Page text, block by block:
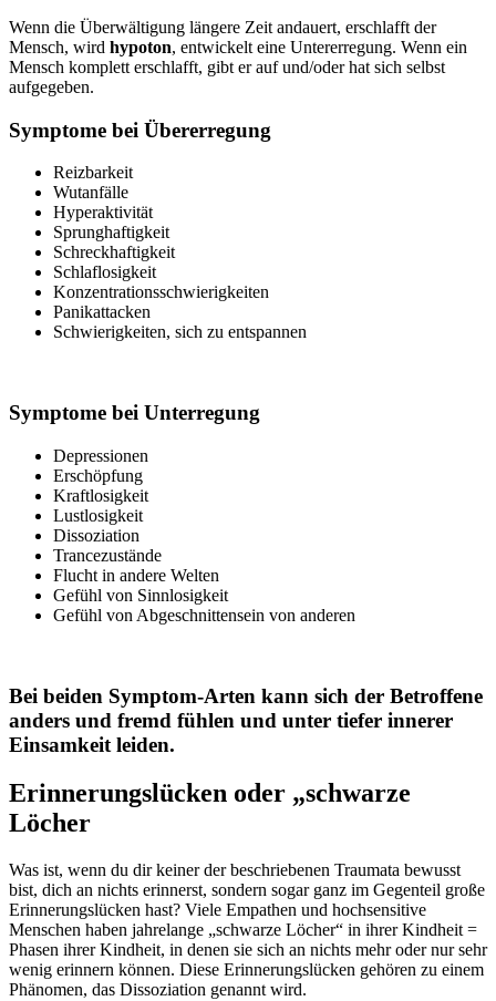
Wenn die Überwältigung längere Zeit andauert, erschlafft der
Mensch, wird hypoton, entwickelt eine Untererregung. Wenn ein
Mensch komplett erschlafft, gibt er auf und/oder hat sich selbst
aufgegeben.
Symptome bei Übererregung
Reizbarkeit
Wutanfälle
Hyperaktivität
Sprunghaftigkeit
Schreckhaftigkeit
Schlaflosigkeit
Konzentrationsschwierigkeiten
Panikattacken
Schwierigkeiten, sich zu entspannen
Symptome bei Unterregung
Depressionen
Erschöpfung
Kraftlosigkeit
Lustlosigkeit
Dissoziation
Trancezustände
Flucht in andere Welten
Gefühl von Sinnlosigkeit
Gefühl von Abgeschnittensein von anderen
Bei beiden Symptom-Arten kann sich der Betroffene
anders und fremd fühlen und unter tiefer innerer
Einsamkeit leiden.
Erinnerungslücken oder „schwarze
Löcher
Was ist, wenn du dir keiner der beschriebenen Traumata bewusst
bist, dich an nichts erinnerst, sondern sogar ganz im Gegenteil große
Erinnerungslücken hast? Viele Empathen und hochsensitive
Menschen haben jahrelange „schwarze Löcher“ in ihrer Kindheit =
Phasen ihrer Kindheit, in denen sie sich an nichts mehr oder nur sehr
wenig erinnern können. Diese Erinnerungslücken gehören zu einem
Phänomen, das Dissoziation genannt wird.